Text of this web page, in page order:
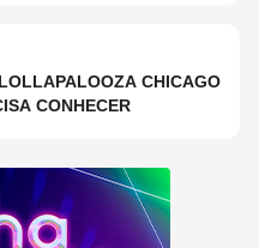
CHICAGO
CONHECER